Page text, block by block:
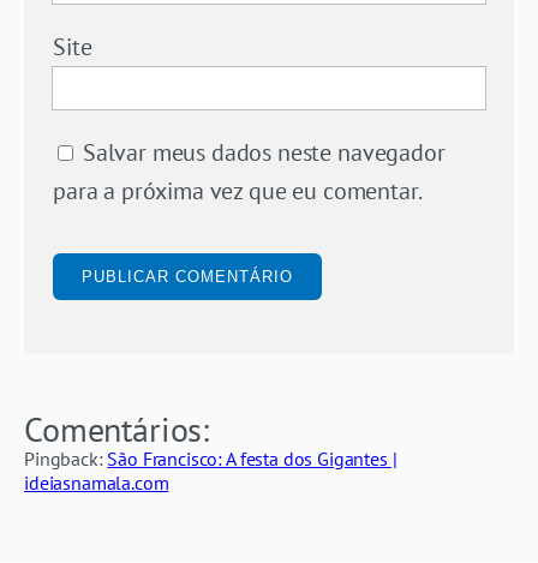
Site
Salvar meus dados neste navegador
para a próxima vez que eu comentar.
Comentários:
Pingback: São Francisco: A festa dos Gigantes |
ideiasnamala.com